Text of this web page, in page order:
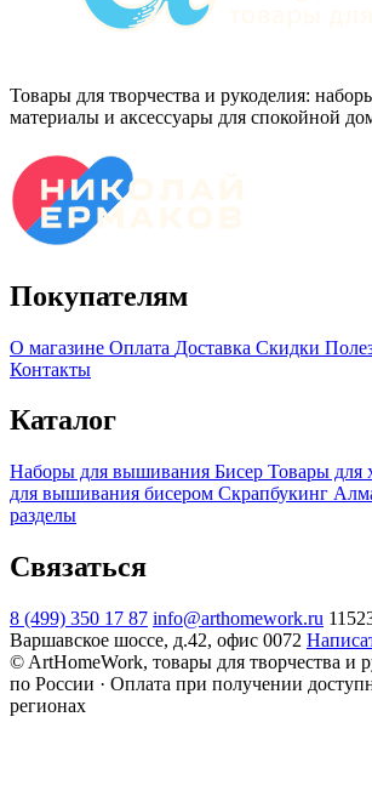
Товары для творчества и рукоделия:
материалы и аксессуары для спокойной
Покупателям
О магазине Оплата Доставка Скидки
Контакты
Каталог
Наборы для вышивания Бисер Товары для
для вышивания бисером Скрапбукинг
разделы
Связаться
8 (499) 350 17 87 info@arthomework.ru
Варшавское шоссе, д.42, офис 0072
© ArtHomeWork, товары для творчества и
по России · Оплата при получении
регионах